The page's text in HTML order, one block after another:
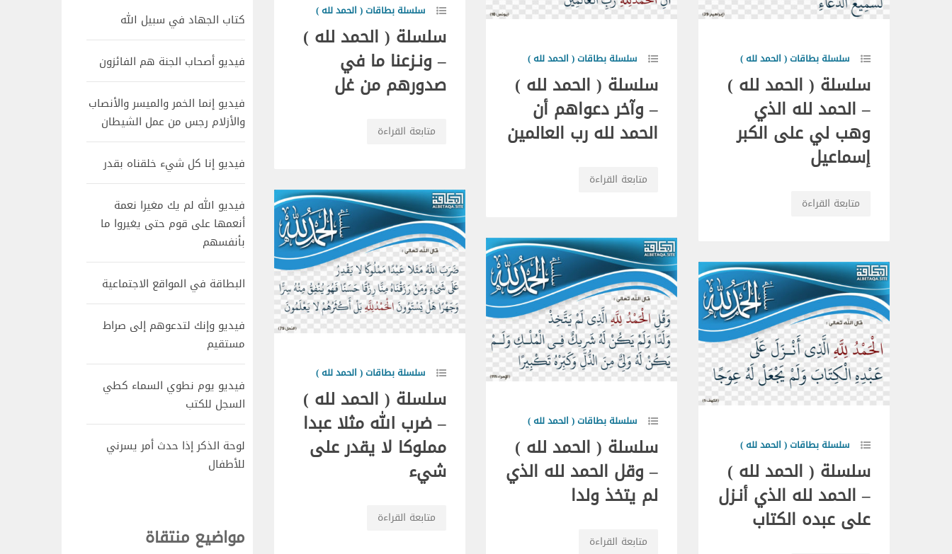
سلسلة بطاقات ( الحمد لله )
سلسلة ( الحمد لله )
– ونـزعنا ما في
صدورهم من غل
متابعة القراءة
سلسلة بطاقات ( الحمد لله )
سلسلة ( الحمد لله )
– وآخر دعواهم أن
الحمد لله رب العالمين
متابعة القراءة
سلسلة بطاقات ( الحمد لله )
سلسلة ( الحمد لله )
– الحمد لله الذي
وهب لي على الكبر
إسماعيل
متابعة القراءة
سلسلة بطاقات ( الحمد لله )
سلسلة ( الحمد لله )
– ضرب الله مثلا عبدا
مملوكا لا يقدر على
شيء
متابعة القراءة
سلسلة بطاقات ( الحمد لله )
سلسلة ( الحمد لله )
– وقل الحمد لله الذي
لم يتخذ ولدا
متابعة القراءة
سلسلة بطاقات ( الحمد لله )
سلسلة ( الحمد لله )
– الحمد لله الذي أنـزل
على عبده الكتاب
كتاب الجهاد في سبيل الله
فيديو أصحاب الجنة هم الفائزون
فيديو إنما الخمر والميسر والأنصاب
والأزلام رجس من عمل الشيطان
فيديو إنا كل شيء خلقناه بقدر
فيديو الله لم يك مغيرا نعمة
أنعمها على قوم حتى يغيروا ما
بأنفسهم
البطاقة في المواقع الاجتماعية
فيديو وإنك لتدعوهم إلى صراط
مستقيم
فيديو يوم نطوي السماء كطي
السجل للكتب
لوحة الذكر إذا حدث أمر يسرني
للأطفال
مواضيع منتقاة